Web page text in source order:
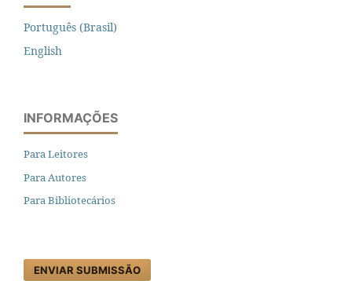
Português (Brasil)
English
INFORMAÇÕES
Para Leitores
Para Autores
Para Bibliotecários
ENVIAR SUBMISSÃO